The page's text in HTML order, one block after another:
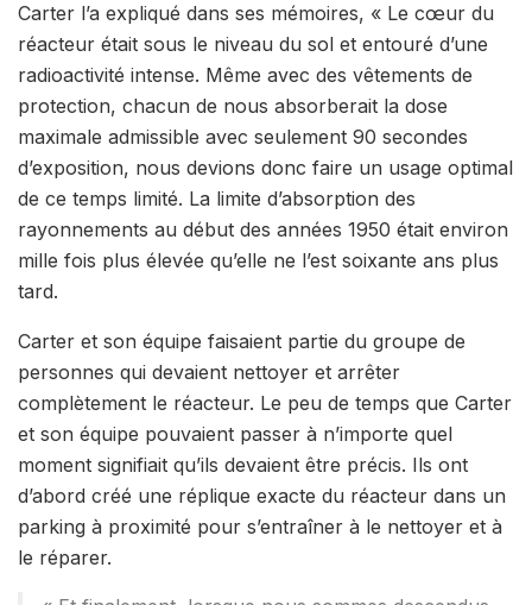
Carter l’a expliqué dans ses mémoires, « Le cœur du
réacteur était sous le niveau du sol et entouré d’une
radioactivité intense. Même avec des vêtements de
protection, chacun de nous absorberait la dose
maximale admissible avec seulement 90 secondes
d’exposition, nous devions donc faire un usage optimal
de ce temps limité. La limite d’absorption des
rayonnements au début des années 1950 était environ
mille fois plus élevée qu’elle ne l’est soixante ans plus
tard.
Carter et son équipe faisaient partie du groupe de
personnes qui devaient nettoyer et arrêter
complètement le réacteur. Le peu de temps que Carter
et son équipe pouvaient passer à n’importe quel
moment signifiait qu’ils devaient être précis. Ils ont
d’abord créé une réplique exacte du réacteur dans un
parking à proximité pour s’entraîner à le nettoyer et à
le réparer.